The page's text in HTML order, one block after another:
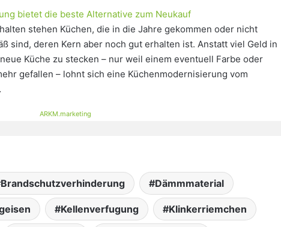
bietet die beste Alternative zum Neukauf
stehen Küchen, die in die Jahre gekommen oder nicht
sind, deren Kern aber noch gut erhalten ist. Anstatt viel Geld in
Küche zu stecken – nur weil einem eventuell Farbe oder
gefallen – lohnt sich eine Küchenmodernisierung vom
ARKM.marketing
Brandschutzverhinderung Dämmmaterial
Kellenverfugung Klinkerriemchen